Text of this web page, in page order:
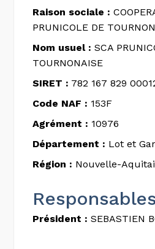
Raison sociale :
PRUNICOLE DE TOURNON
Nom usuel : SCA
TOURNONAISE
SIRET : 782 167 829
Code NAF : 153F
Agrément : 10976
Département : Lot et
Région : Nouvelle-
Président : SEBASTIEN